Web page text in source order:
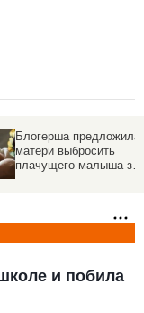
В сибирском регионе
запретили продажу
топлива детям
и побила